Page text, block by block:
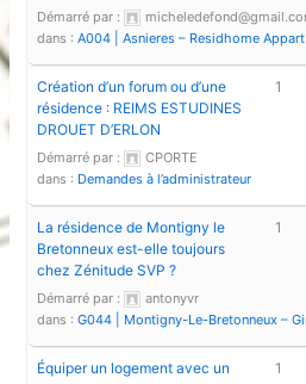
Démarré par :
dans :A004 | Asnieres – Residhome
Création d’un forum ou d’une
résidence : REIMS ESTUDINES
DROUET D’ERLON
Démarré par :
CPORTE
dans : Demandes à l’administrateur
1
La résidence de Montigny le
Bretonneux est-elle toujours
chez Zénitude SVP ?
Démarré par :
antonyvr
dans :G044 | Montigny-Le-Bretonneux –
1
Équiper un logement avec un
1